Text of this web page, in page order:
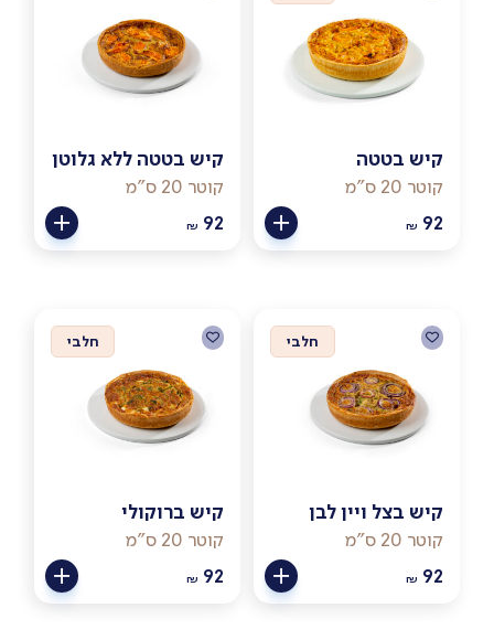
קיש בטטה
קוטר 20 ס"מ
₪ 92
קיש בטטה ללא גלוטן
קוטר 20 ס"מ
₪ 92
חלבי
קיש בצל ויין לבן
קוטר 20 ס"מ
₪ 92
חלבי
קיש ברוקולי
קוטר 20 ס"מ
₪ 92